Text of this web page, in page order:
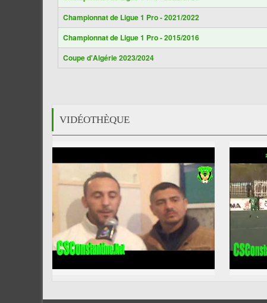
Championnat de Ligue 1 Pro - 2021/2022
Championnat de Ligue 1 Pro - 2015/2016
Coupe d'Algérie 2023/2024
VIDÉOTHÈQUE